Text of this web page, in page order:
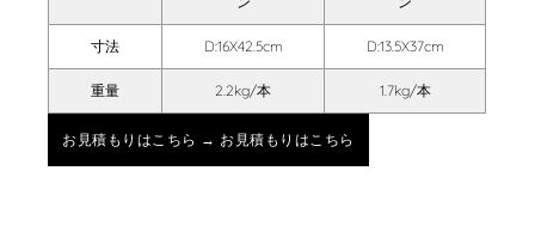
寸法 D:16X42.5cm D:13.5X37cm
重量 2.2kg/本 1.7kg/本
お見積もりはこちら → お見積もりはこちら